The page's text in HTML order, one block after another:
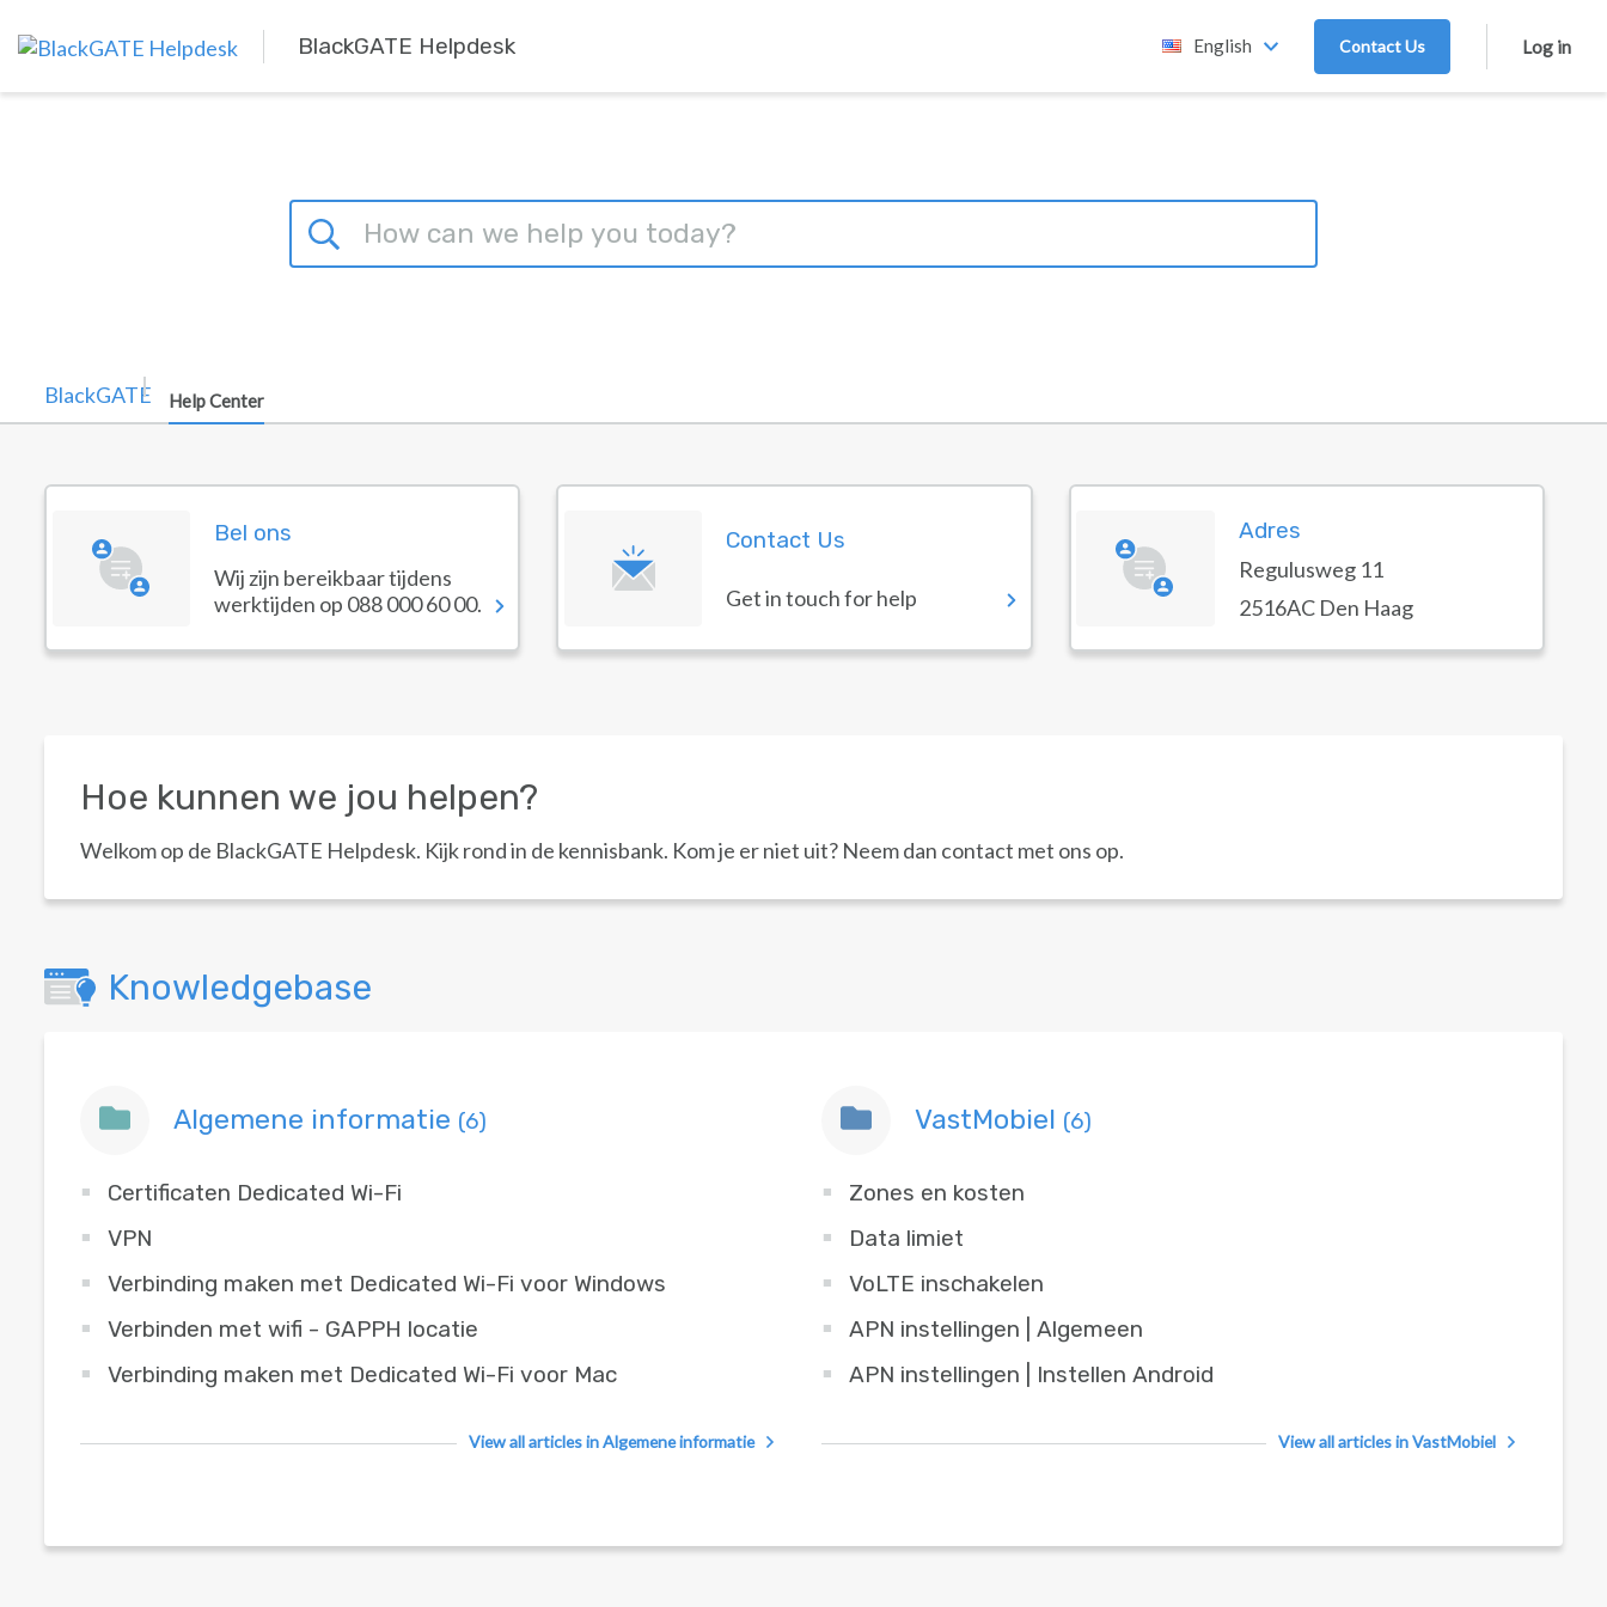
BlackGATE Helpdesk English Contact Us Log in
Help Center
Bel ons
Wij zijn bereikbaar tijdens
werktijden op 088 000 60 00.
Contact Us
Get in touch for help
Adres
Regulusweg 11
2516AC Den Haag
Hoe kunnen we jou helpen?
Welkom op de BlackGATE Helpdesk. Kijk rond in de kennisbank. Kom je er niet uit? Neem dan contact met ons op.
Knowledgebase
Algemene informatie (6)
Certificaten Dedicated Wi-Fi
VPN
Verbinding maken met Dedicated Wi-Fi voor Windows
Verbinden met wifi - GAPPH locatie
Verbinding maken met Dedicated Wi-Fi voor Mac
View all articles in Algemene informatie
VastMobiel (6)
Zones en kosten
Data limiet
VoLTE inschakelen
APN instellingen | Algemeen
APN instellingen | Instellen Android
View all articles in VastMobiel